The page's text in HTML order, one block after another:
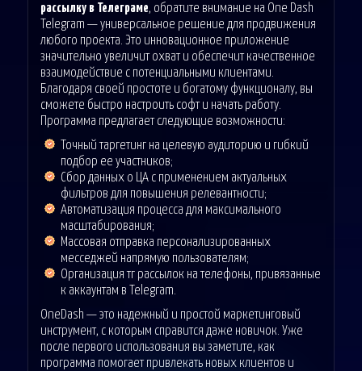
рассылку в Телеграме, обратите внимание на One Dash
Telegram — универсальное решение для продвижения
любого проекта. Это инновационное приложение
значительно увеличит охват и обеспечит качественное
взаимодействие с потенциальными клиентами.
Благодаря своей простоте и богатому функционалу, вы
сможете быстро настроить софт и начать работу.
Программа предлагает следующие возможности:
Точный таргетинг на целевую аудиторию и гибкий
подбор ее участников;
Сбор данных о ЦА с применением актуальных
фильтров для повышения релевантности;
Автоматизация процесса для максимального
масштабирования;
Массовая отправка персонализированных
месседжей напрямую пользователям;
Организация тг рассылок на телефоны, привязанные
к аккаунтам в Telegram.
OneDash — это надежный и простой маркетинговый
инструмент, с которым справится даже новичок. Уже
после первого использования вы заметите, как
программа помогает привлекать новых клиентов и